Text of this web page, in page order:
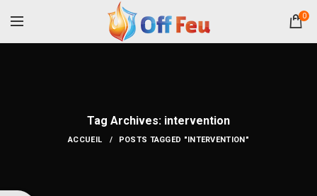
0
Tag Archives: intervention
ACCUEIL POSTS TAGGED "INTERVENTION"